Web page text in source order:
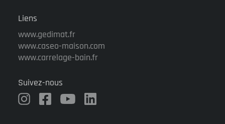
Liens
www.gedimat.fr
www.caseo-maison.com
www.carrelage-bain.fr
Suivez-nous